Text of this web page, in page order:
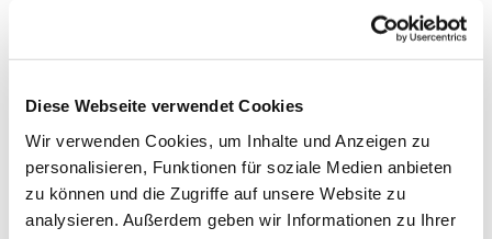
Diese Webseite verwendet Cookies
Wir verwenden Cookies, um Inhalte und Anzeigen zu
personalisieren, Funktionen für soziale Medien anbieten
zu können und die Zugriffe auf unsere Website zu
analysieren. Außerdem geben wir Informationen zu Ihrer
Martin
Musterm
ann